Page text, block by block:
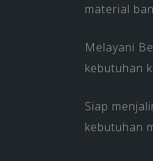
material
Melayani
kebutuhan
Siap
kebutuhan